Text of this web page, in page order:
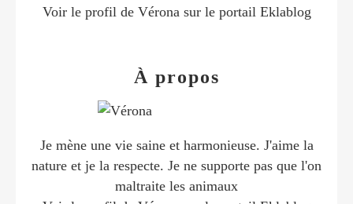
Voir le profil de Vérona sur le portail Eklablog
À propos
Je mène une vie saine et harmonieuse. J'aime la
nature et je la respecte. Je ne supporte pas que l'on
maltraite les animaux